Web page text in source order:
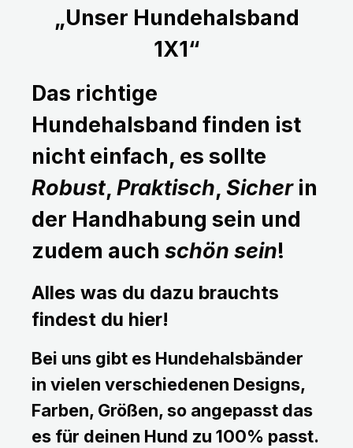
„Unser Hundehalsband
1X1“
Das richtige
Hundehalsband finden ist
nicht einfach, es sollte
Robust, Praktisch, Sicherin
der Handhabung sein und
zudem auch schön sein!
Alles was du dazu brauchts
findest du hier!
Bei uns gibt es Hundehalsbänder
in vielen verschiedenen Designs,
Farben, Größen, so angepasst das
es für deinen Hund zu 100% passt.